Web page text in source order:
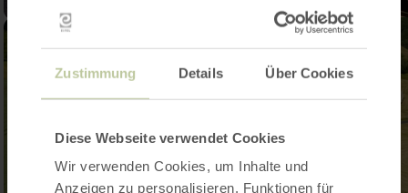
Zustimmung Details Über Cookies
Diese Webseite verwendet Cookies
Wir verwenden Cookies, um Inhalte und
Anzeigen zu personalisieren, Funktionen für